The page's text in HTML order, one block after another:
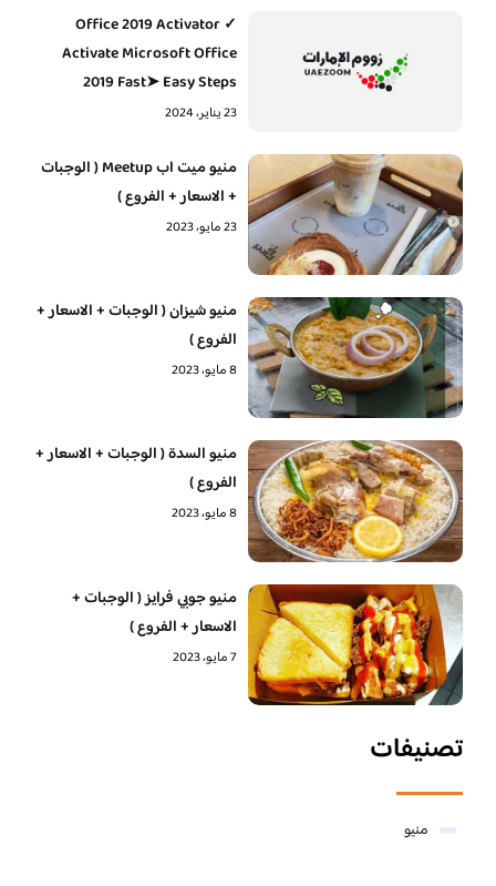
Office 2019 Activator ✓
Activate Microsoft Office
2019 Fast➤ Easy Steps
23 يناير، 2024
منيو ميت اب Meetup ( الوجبات
+ الاسعار + الفروع )
23 مايو، 2023
منيو شيزان ( الوجبات + الاسعار +
الفروع )
8 مايو، 2023
منيو السدة ( الوجبات + الاسعار +
الفروع )
8 مايو، 2023
منيو جوبي فرايز ( الوجبات +
الاسعار + الفروع )
7 مايو، 2023
تصنيفات
منيو